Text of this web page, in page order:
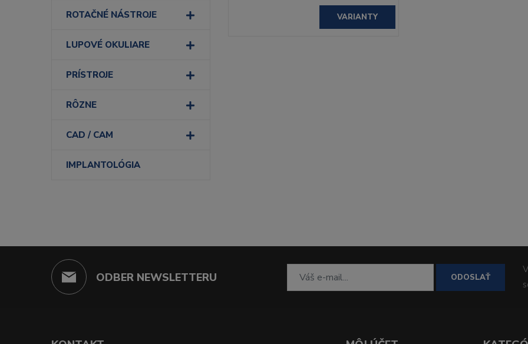
ROTAČNÉ NÁSTROJE
LUPOVÉ OKULIARE
PRÍSTROJE
RÔZNE
CAD / CAM
IMPLANTOLÓGIA
VARIANTY
ODBER NEWSLETTERU ODOSLAŤ